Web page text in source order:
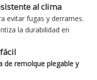
al clima
evitar fugas y derrames.
la durabilidad en
de remolque plegable y